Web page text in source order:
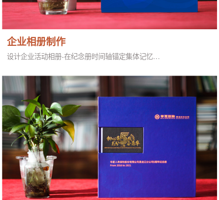
企业相册制作
设计企业活动相册-在纪念册时间轴锚定集体记忆…